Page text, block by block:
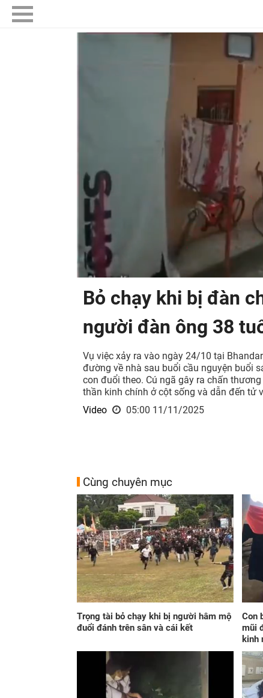
Bỏ chạy khi bị đàn
người đàn ông 38
Vụ việc xảy ra vào ngày 24/10 tại
đường về nhà sau buổi cầu nguyện buổi
con đuổi theo. Cú ngã gây ra chấn
thần kinh chính ở cột sống và dẫn đến tử
Video
05:00 11/11/2025
Cùng chuyên mục
Trọng tài bỏ chạy khi bị người hâm mộ
đuổi đánh trên sân và cái kết
Con
mũi
kinh